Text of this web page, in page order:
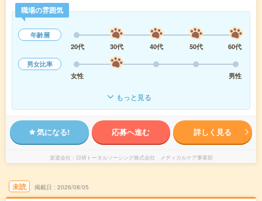
職場の雰囲気
年齢層
20代
30代 40代 50代
60代
男女比率
女性
男性
もっと見る
気になる! 応募へ進む 詳しく見る
派遣会社 日研トータルソーシング株式会社 メディカルケア事業部
未読 掲載日 2026/08/05